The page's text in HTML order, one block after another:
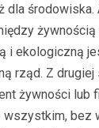
środowiska.
i ekologiczną
Z drugiej
żywności lub
wszystkim, bez